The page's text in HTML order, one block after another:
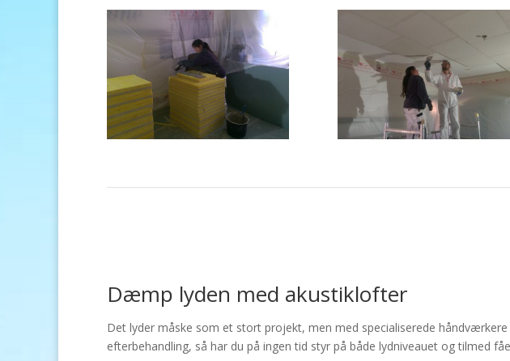
Dæmp lyden med akustiklofter
Det lyder måske som et stort projekt, men med specialiserede
efterbehandling, så har du på ingen tid styr på både lydniveauet og tilmed